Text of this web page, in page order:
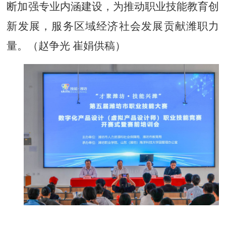
断加强专业内涵建设，为推动职业技能教育创
新发展，服务区域经济社会发展贡献潍职力
量。（赵争光 崔娟供稿）